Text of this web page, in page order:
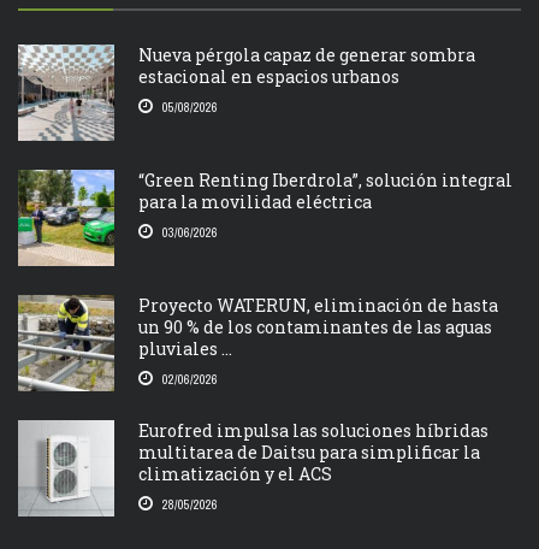
Nueva pérgola capaz de generar sombra
estacional en espacios urbanos
05/08/2026
“Green Renting Iberdrola”, solución integral
para la movilidad eléctrica
03/06/2026
Proyecto WATERUN, eliminación de hasta
un 90 % de los contaminantes de las aguas
pluviales ...
02/06/2026
Eurofred impulsa las soluciones híbridas
multitarea de Daitsu para simplificar la
climatización y el ACS
28/05/2026